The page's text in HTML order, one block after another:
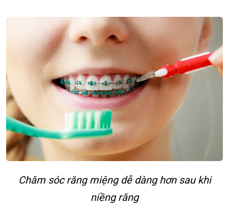
Chăm sóc răng miệng dễ dàng hơn sau khi
niềng răng